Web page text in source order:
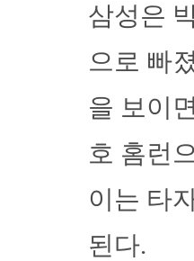
삼성은
으로 빠
을 보이
호 홈런
이는 타
된다.